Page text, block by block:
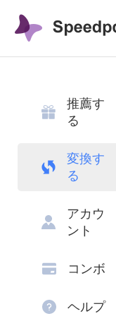
推薦す
る
変換す
る
アカウ
ント
コンボ
ヘルプ